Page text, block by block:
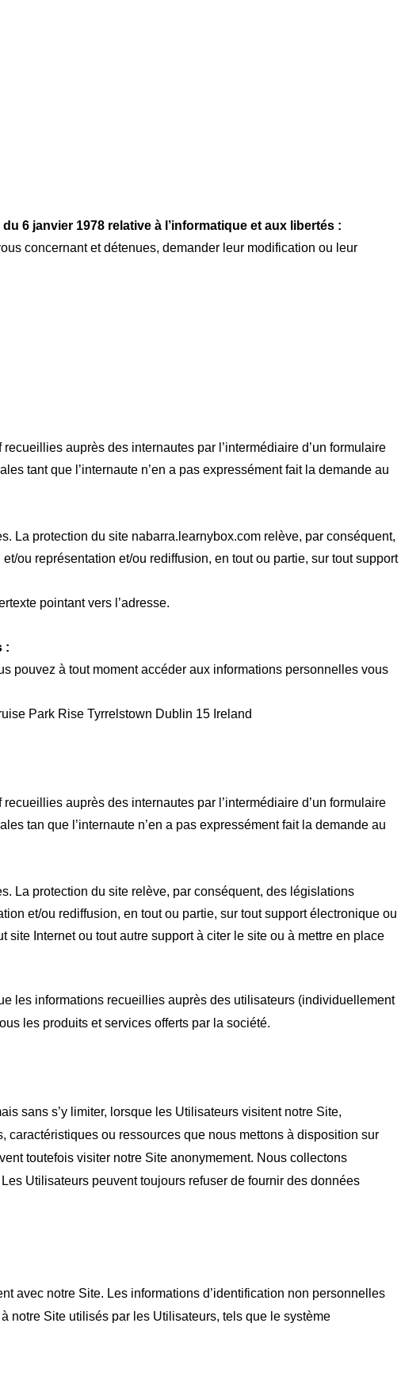
du 6 janvier 1978 relative à l’informatique et aux libertés :
concernant et détenues, demander leur modification ou leur
auprès des internautes par l’intermédiaire d’un formulaire
tant que l’internaute n’en a pas expressément fait la demande au
La protection du site nabarra.learnybox.com relève, par conséquent,
ou représentation et/ou rediffusion, en tout ou partie, sur tout support
pointant vers l’adresse.
:
pouvez à tout moment accéder aux informations personnelles vous
Park Rise Tyrrelstown Dublin 15 Ireland
auprès des internautes par l’intermédiaire d’un formulaire
tan que l’internaute n’en a pas expressément fait la demande au
La protection du site relève, par conséquent, des législations
et/ou rediffusion, en tout ou partie, sur tout support électronique ou
site Internet ou tout autre support à citer le site ou à mettre en place
les informations recueillies auprès des utilisateurs (individuellement
les produits et services offerts par la société.
sans s’y limiter, lorsque les Utilisateurs visitent notre Site,
caractéristiques ou ressources que nous mettons à disposition sur
toutefois visiter notre Site anonymement. Nous collectons
Utilisateurs peuvent toujours refuser de fournir des données
avec notre Site. Les informations d’identification non personnelles
notre Site utilisés par les Utilisateurs, tels que le système